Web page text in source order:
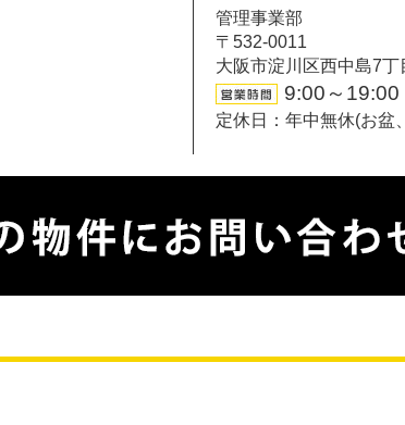
管理事業部
〒532-0011
大阪市淀川区西中島7丁
9:00～19:00
定休日：年中無休(お盆